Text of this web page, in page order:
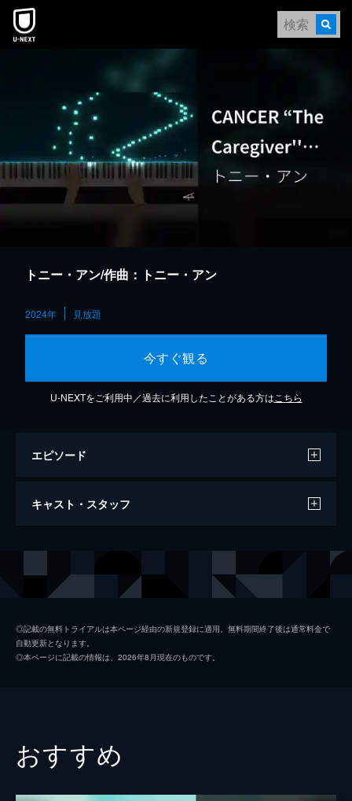
本文へスキップ
トニー・アン/作曲：トニー・アン
2024年 見放題
今すぐ観る
U-NEXTをご利用中／過去に利用したことがある方は こちら
エピソード
CANCER “The Caregiver'' (Official
キャスト・スタッフ
◎記載の無料トライアルは本ページ経由の新規登録に適用。無料期間終了後は通常料金で
自動更新となります。
◎本ページに記載の情報は、2026年8月現在のものです。
おすすめ